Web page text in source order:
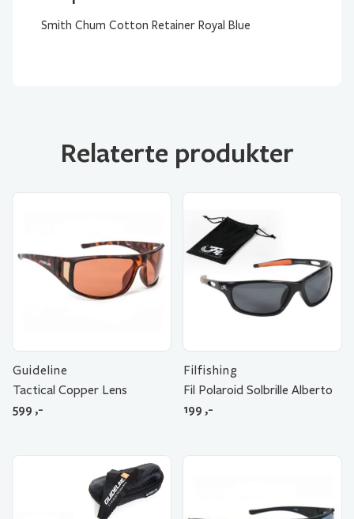
Smith Chum Cotton Retainer Royal Blue
Relaterte produkter
Guideline
Tactical Copper Lens
599 ,-
Filfishing
Fil Polaroid Solbrille Alberto
199 ,-